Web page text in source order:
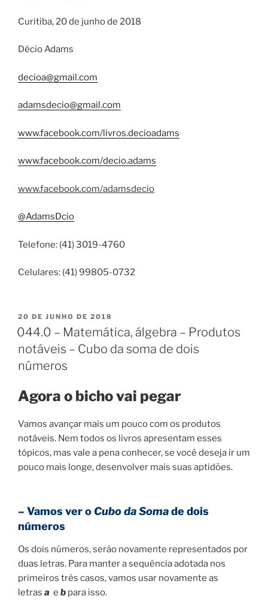
Curitiba, 20 de junho de 2018
Décio Adams
decioa@gmail.com
adamsdecio@gmail.com
www.facebook.com/livros.decioadams
www.facebook.com/decio.adams
www.facebook.com/adamsdecio
@AdamsDcio
Telefone: (41) 3019-4760
Celulares: (41) 99805-0732
PUBLICADO
EM
20 DE JUNHO DE 2018
044.0 – Matemática, álgebra – Produtos
notáveis – Cubo da soma de dois
números
Agora o bicho vai pegar
Vamos avançar mais um pouco com os produtos
notáveis. Nem todos os livros apresentam esses
tópicos, mas vale a pena conhecer, se você deseja ir um
pouco mais longe, desenvolver mais suas aptidões.
– Vamos ver oCubo da Somade dois
números
Os dois números, serão novamente representados por
duas letras. Para manter a sequência adotada nos
primeiros três casos, vamos usar novamente as
letras a e b para isso.